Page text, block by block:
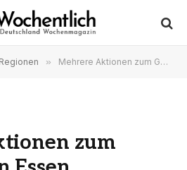
Regionen » Mehrere Aktionen zum Gedenken in Essen
zum